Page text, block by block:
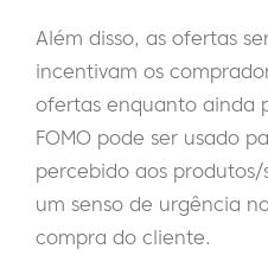
Além disso, as ofertas
incentivam os
ofertas enquanto ainda
FOMO pode ser usado
percebido aos
um senso de urgência
compra do cliente.